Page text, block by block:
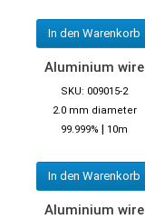
In den Warenkorb
Aluminium wire
SKU: 009015-2
2.0 mm diameter
99.999% | 10m
In den Warenkorb
Aluminium wire